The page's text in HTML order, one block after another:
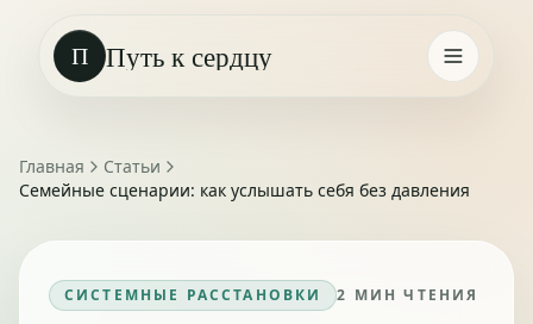
П Путь к сердцу
Главная
Статьи
Семейные сценарии: как услышать себя без давления
СИСТЕМНЫЕ РАССТАНОВКИ 2 МИН ЧТЕНИЯ